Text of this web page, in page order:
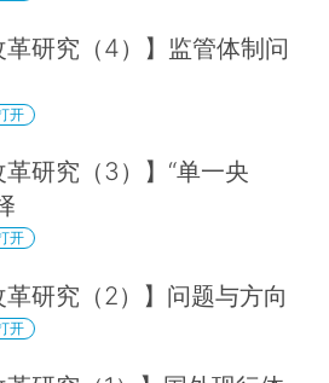
革研究（4）】监管体制问
开
革研究（3）】“单一央
开
革研究（2）】问题与方向
开